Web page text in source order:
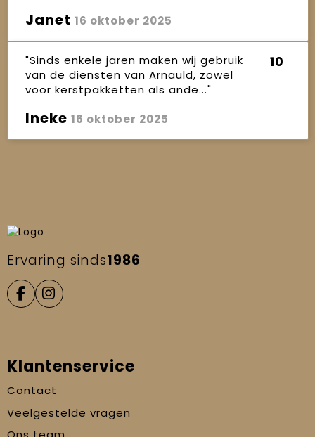
Janet 16 oktober 2025
"Sinds enkele jaren maken wij gebruik
van de diensten van Arnauld, zowel
voor kerstpakketten als ande..."
10
Ineke 16 oktober 2025
Ervaring sinds1986
Klantenservice
Contact
Veelgestelde vragen